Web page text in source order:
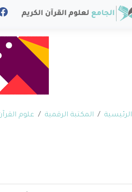
الرئيسية المكتبة الرقمية علوم